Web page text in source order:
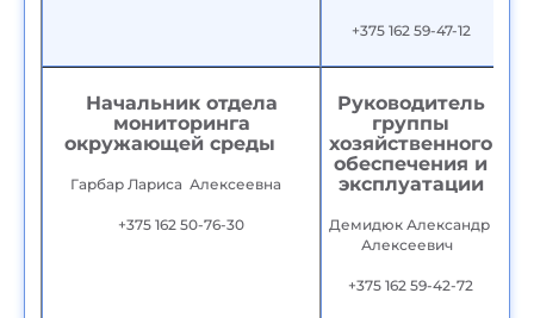
+375 162 59-47-12
Начальник отдела
мониторинга
окружающей среды
Гарбар Лариса Алексеевна
+375 162 50-76-30
Руководитель
группы
хозяйственного
обеспечения и
эксплуатации
Демидюк Александр
Алексеевич
+375 162 59-42-72